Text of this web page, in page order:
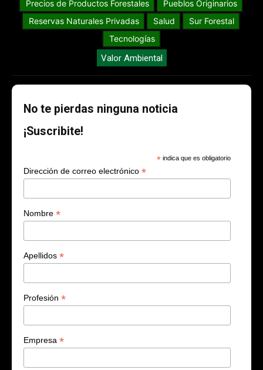
Precios de Productos Forestales
Pueblos Originarios
Reservas Naturales Privadas
Salud
Sur Forestal
Tecnologías
Valor Ambiental
No te pierdas ninguna noticia
¡Suscribite!
* indica que es obligatorio
Dirección de correo electrónico *
Nombre *
Apellidos *
Profesión *
Empresa *